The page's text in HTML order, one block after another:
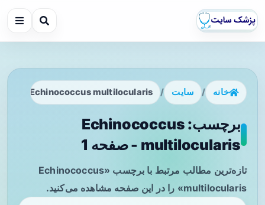
خانه / سایت /
Echinococcus multilocularis
برچسب: Echinococcus
multilocularis - صفحه 1
تازه‌ترین مطالب مرتبط با برچسب «Echinococcus
multilocularis» را در این صفحه مشاهده می‌کنید.